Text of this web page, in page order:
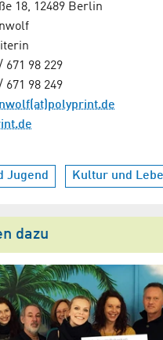
18, 12489 Berlin
671 98 229
671 98 249
Jugend Kultur und
dazu